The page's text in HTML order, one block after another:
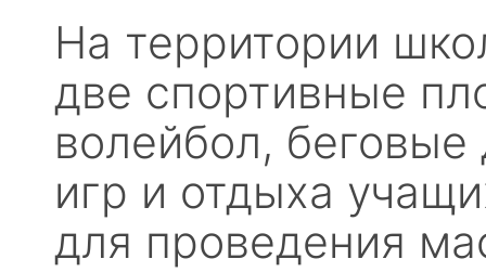
На территории
две спортивные
волейбол,
игр и отдыха
для проведения